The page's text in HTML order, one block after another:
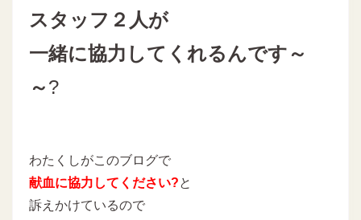
スタッフ２人が
一緒に協力してくれるんです～
～?
わたくしがこのブログで
献血に協力してください?と
訴えかけているので